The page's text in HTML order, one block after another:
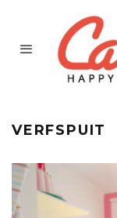
VERFSPUIT